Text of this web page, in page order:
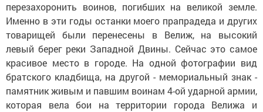
перезахоронить воинов, погибших на великой земле.
Именно в эти годы останки моего прапрадеда и других
товарищей были перенесены в Велиж, на высокий
левый берег реки Западной Двины. Сейчас это самое
красивое место в городе. На одной фотографии вид
братского кладбища, на другой - мемориальный знак -
памятник живым и павшим воинам 4-ой ударной армии,
которая вела бои на территории города Велижа и